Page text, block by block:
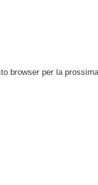
browser per la